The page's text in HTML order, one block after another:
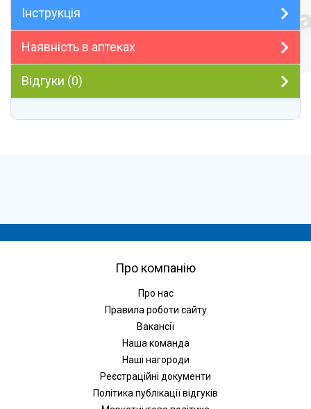
Інструкція
Наявність в аптеках
Відгуки (0)
Про компанію
Про нас
Правила роботи сайту
Вакансії
Наша команда
Наші нагороди
Реєстраційні документи
Політика публікації відгуків